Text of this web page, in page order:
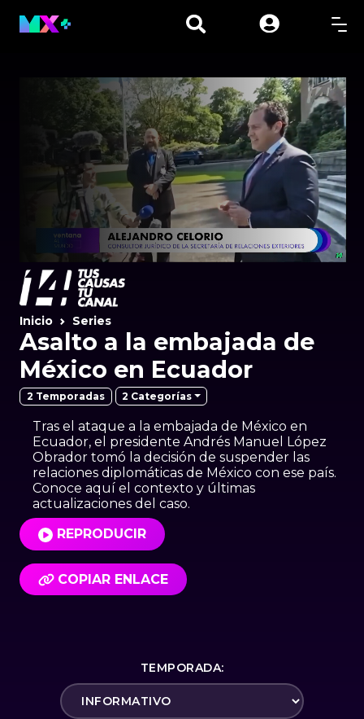
Inicio Series
Asalto a la embajada de
México en Ecuador
2 Temporadas 2 Categorías
Tras el ataque a la embajada de México en
Ecuador, el presidente Andrés Manuel López
Obrador tomó la decisión de suspender las
relaciones diplomáticas de México con ese país.
Conoce aquí el contexto y últimas
actualizaciones del caso.
REPRODUCIR
COPIAR ENLACE
TEMPORADA: